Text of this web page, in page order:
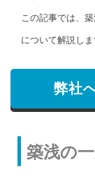
この記事では、
について解説しま
弊社
築浅の